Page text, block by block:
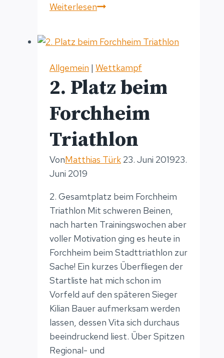
WeiterlesenNEW
Allgemein | Wettkampf
2. Platz beim
Forchheim
Triathlon
VonMatthias Türk 23. Juni 201923.
Juni 2019
2. Gesamtplatz beim Forchheim
Triathlon Mit schweren Beinen,
nach harten Trainingswochen aber
voller Motivation ging es heute in
Forchheim beim Stadttriathlon zur
Sache! Ein kurzes Überfliegen der
Startliste hat mich schon im
Vorfeld auf den späteren Sieger
Kilian Bauer aufmerksam werden
lassen, dessen Vita sich durchaus
beeindruckend liest. Über Spitzen
Regional- und